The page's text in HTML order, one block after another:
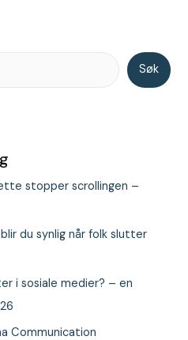
Søk
stopper scrollingen –
du synlig når folk slutter
i sosiale medier? – en
Communication